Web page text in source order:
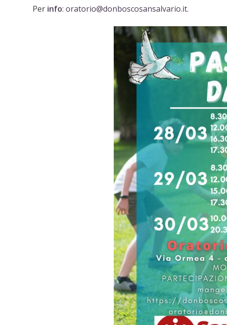
Per info: oratorio@donboscosansalvario.it.